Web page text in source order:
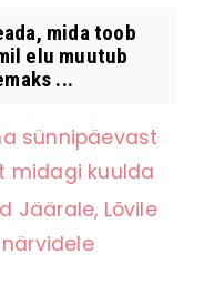
mida toob
elu muutub
...
sünnipäevast
midagi kuulda
Jäärale, Lõvile